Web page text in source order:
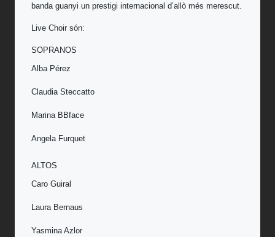
banda guanyi un prestigi internacional d’allò més merescut.
Live Choir són:
SOPRANOS
Alba Pérez
Claudia Steccatto
Marina BBface
Angela Furquet
ALTOS
Caro Guiral
Laura Bernaus
Yasmina Azlor